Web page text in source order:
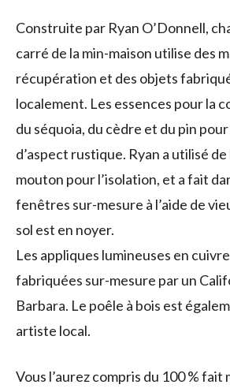
Construite par Ryan O’Donnell,
carré de la min-maison utilise des
récupération et des objets
localement. Les essences pour la
du séquoia, du cèdre et du pin
d’aspect rustique. Ryan a utilisé de
mouton pour l’isolation, et a fait
fenêtres sur-mesure à l’aide de
sol est en noyer.
Les appliques lumineuses en
fabriquées sur-mesure par un
Barbara. Le poêle à bois est
artiste local.
Vous l’aurez compris du 100 % fait